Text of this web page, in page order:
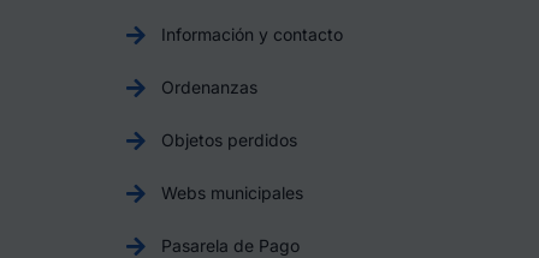
Información y contacto
Ordenanzas
Objetos perdidos
Webs municipales
Pasarela de Pago